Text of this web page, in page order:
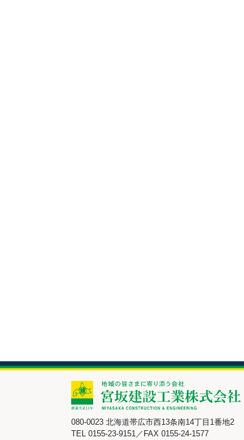
080-0023 北海道帯広市西13条南14丁目1番地2
TEL 0155-23-9151／FAX 0155-24-1577